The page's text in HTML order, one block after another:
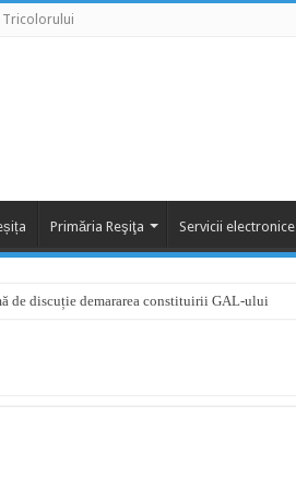
Tricolorului
Primăria Reşiţa Servicii electronice
de discuție demararea constituirii GAL-ului